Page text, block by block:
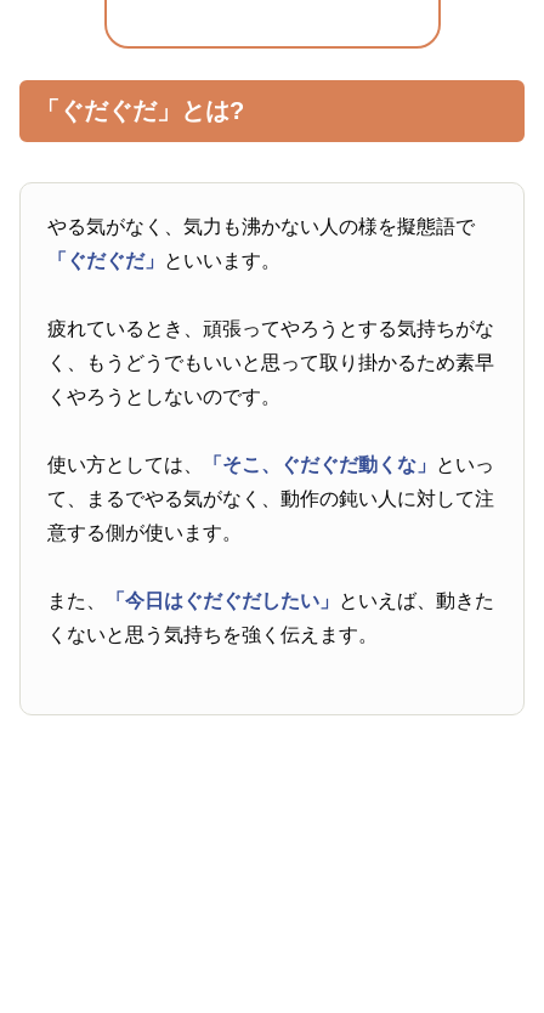
「ぐだぐだ」とは?
やる気がなく、気力も沸かない人の様を擬態語で
「ぐだぐだ」 といいます。
疲れているとき、頑張ってやろうとする気持ちがな
く、もうどうでもいいと思って取り掛かるため素早
くやろうとしないのです。
使い方としては、 「そこ、ぐだぐだ動くな」 といっ
て、まるでやる気がなく、動作の鈍い人に対して注
意する側が使います。
また、 「今日はぐだぐだしたい」 といえば、動きた
くないと思う気持ちを強く伝えます。